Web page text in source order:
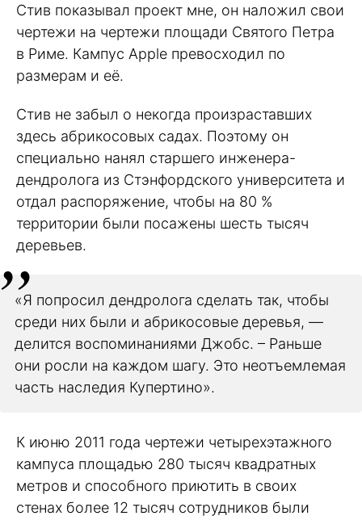
Стив показывал проект мне, он наложил свои
чертежи на чертежи площади Святого Петра
в Риме. Кампус Apple превосходил по
размерам и её.
Стив не забыл о некогда произраставших
здесь абрикосовых садах. Поэтому он
специально нанял старшего инженера-
дендролога из Стэнфордского университета и
отдал распоряжение, чтобы на 80 %
территории были посажены шесть тысяч
деревьев.
«Я попросил дендролога сделать так, чтобы
среди них были и абрикосовые деревья, —
делится воспоминаниями Джобс. – Раньше
они росли на каждом шагу. Это неотъемлемая
часть наследия Купертино».
К июню 2011 года чертежи четырехэтажного
кампуса площадью 280 тысяч квадратных
метров и способного приютить в своих
стенах более 12 тысяч сотрудников были